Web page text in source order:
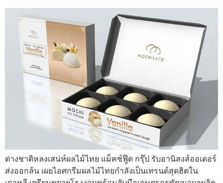
ต่างชาติหลงเสน่ห์ผลไม้ไทย แม็คซ์ฟู๊ด กรุ๊ป รับอานิสงส์ออเดอร์
ส่งออกล้น เผยไอศกรีมผลไม้ไทยกำลังเป็นเทรนด์สุดฮิตใน